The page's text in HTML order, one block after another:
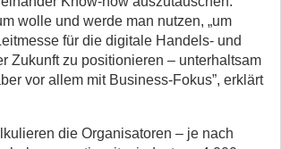
wolle und werde man nutzen, „um
für die digitale Handels- und
Zukunft zu positionieren – unterhaltsam
vor allem mit Business-Fokus”, erklärt
die Organisatoren – je nach